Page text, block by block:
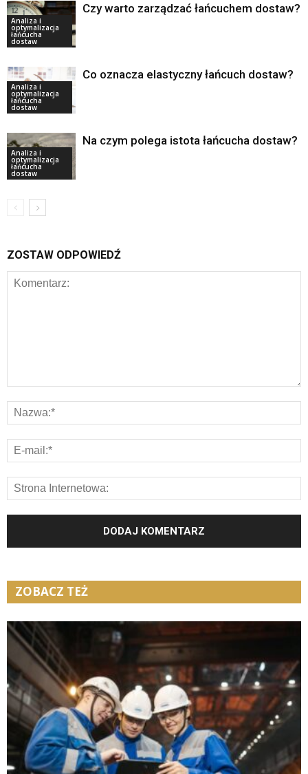
Analiza i
optymalizacja
łańcucha
dostaw
Czy warto zarządzać łańcuchem dostaw?
Analiza i
optymalizacja
łańcucha
dostaw
Co oznacza elastyczny łańcuch dostaw?
Analiza i
optymalizacja
łańcucha
dostaw
Na czym polega istota łańcucha dostaw?
ZOSTAW ODPOWIEDŹ
ZOBACZ TEŻ